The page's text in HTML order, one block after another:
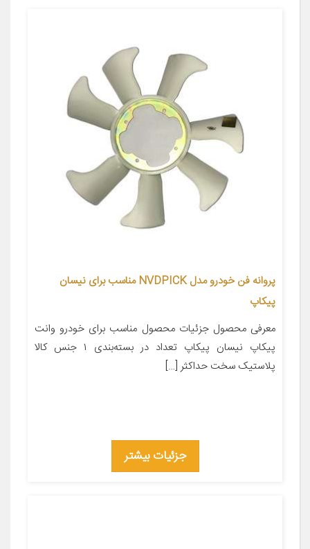
پروانه فن خودرو مدل NVDPICK مناسب برای نیسان
پیکاپ
معرفی محصول جزئیات محصول مناسب برای خودرو وانت
پیکاپ نیسان پیکاپ تعداد در بسته‌بندی ۱ جنس کالا
پلاستیک سخت حداکثر […]
جزئیات بیشتر